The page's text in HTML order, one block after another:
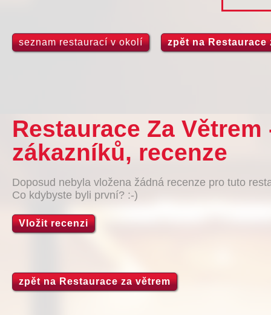
seznam restaurací v okolí zpět na Restaurace
Restaurace Za
zákazníků, recenze
Doposud nebyla vložena žádná recenze pro tuto
Co kdybyste byli první? :-)
Vložit recenzi
zpět na Restaurace za větrem